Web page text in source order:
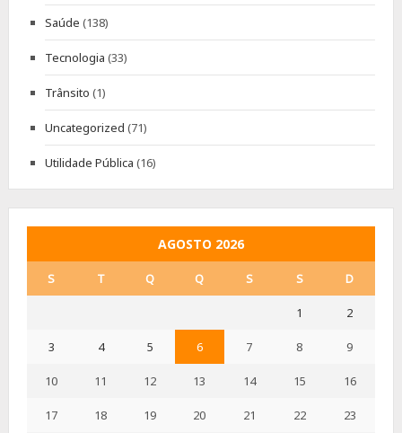
Saúde (138)
Tecnologia (33)
Trânsito (1)
Uncategorized (71)
Utilidade Pública (16)
AGOSTO 2026
S T Q Q S S D
1 2
3 4 5 6 7 8 9
10 11 12 13 14 15 16
17 18 19 20 21 22 23